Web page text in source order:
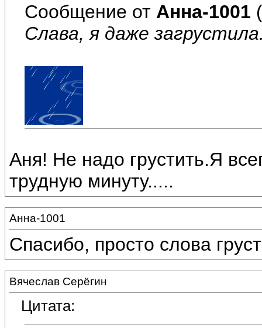
Сообщение от Анна-1001
Слава, я даже
Аня! Не надо грустить.Я
трудную минуту.....
Анна-1001
Спасибо, просто слова
Вячеслав Серёгин
Цитата: